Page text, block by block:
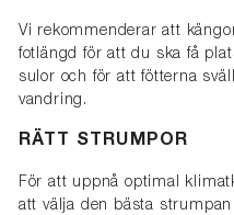
Vi rekommenderar att
fotlängd för att du ska få
sulor och för att fötterna
vandring.
RÄTT STRUMPOR
För att uppnå optimal
att välja den bästa